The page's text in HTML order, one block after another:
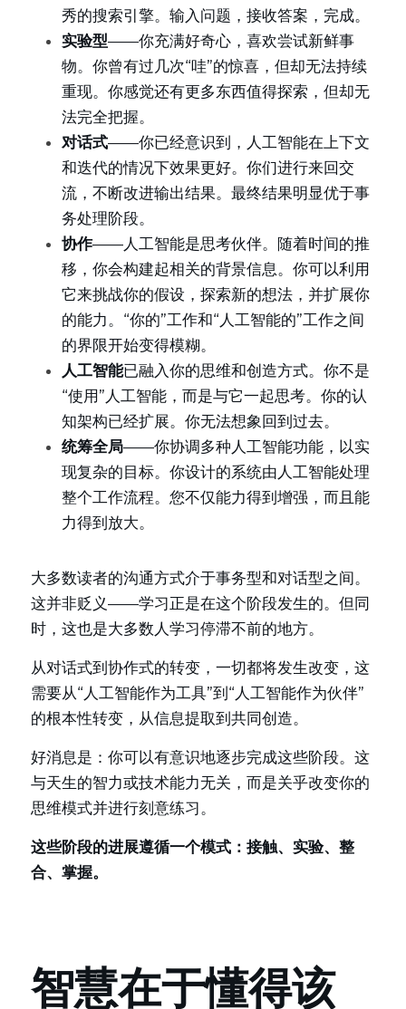
秀的搜索引擎。输入问题，接收答案，完成。
实验型——你充满好奇心，喜欢尝试新鲜事
物。你曾有过几次“哇”的惊喜，但却无法持续
重现。你感觉还有更多东西值得探索，但却无
法完全把握。
对话式——你已经意识到，人工智能在上下文
和迭代的情况下效果更好。你们进行来回交
流，不断改进输出结果。最终结果明显优于事
务处理阶段。
协作——人工智能是思考伙伴。随着时间的推
移，你会构建起相关的背景信息。你可以利用
它来挑战你的假设，探索新的想法，并扩展你
的能力。“你的”工作和“人工智能的”工作之间
的界限开始变得模糊。
人工智能已融入你的思维和创造方式。你不是
“使用”人工智能，而是与它一起思考。你的认
知架构已经扩展。你无法想象回到过去。
统筹全局——你协调多种人工智能功能，以实
现复杂的目标。你设计的系统由人工智能处理
整个工作流程。您不仅能力得到增强，而且能
力得到放大。
大多数读者的沟通方式介于事务型和对话型之间。
这并非贬义——学习正是在这个阶段发生的。但同
时，这也是大多数人学习停滞不前的地方。
从对话式到协作式的转变，一切都将发生改变，这
需要从“人工智能作为工具”到“人工智能作为伙伴”
的根本性转变，从信息提取到共同创造。
好消息是：你可以有意识地逐步完成这些阶段。这
与天生的智力或技术能力无关，而是关乎改变你的
思维模式并进行刻意练习。
这些阶段的进展遵循一个模式：接触、实验、整
合、掌握。
智慧在于懂得该